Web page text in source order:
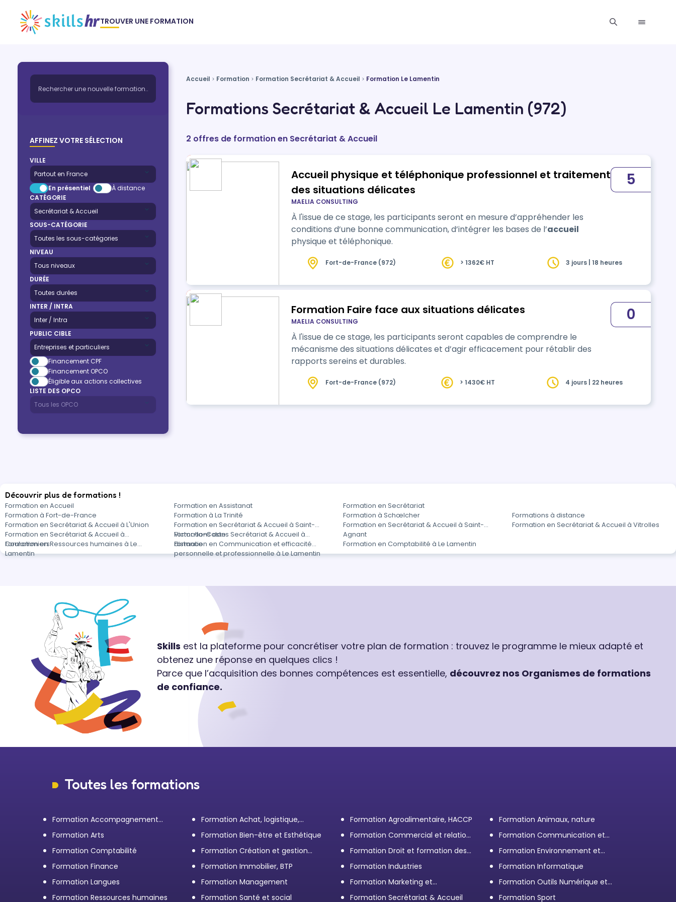
TROUVER UNE FORMATION
AFFINEZ VOTRE SÉLECTION
VILLE
En présentiel
À distance
CATÉGORIE
SOUS-CATÉGORIE
NIVEAU
DURÉE
INTER / INTRA
PUBLIC CIBLE
Financement CPF
Financement OPCO
Éligible aux actions collectives
LISTE DES OPCO
Accueil Formation Formation Secrétariat & Accueil Formation Le Lamentin
Formations Secrétariat & Accueil Le Lamentin (972)
2 offres de formation en Secrétariat & Accueil
Accueil physique et téléphonique professionnel et traitement
des situations délicates
MAELIA CONSULTING
À l'issue de ce stage, les participants seront en mesure d’appréhender les
conditions d’une bonne communication, d’intégrer les bases de l’accueil
physique et téléphonique.
5
Fort-de-France (972) > 1362€ HT 3 jours | 18 heures
Formation Faire face aux situations délicates
MAELIA CONSULTING
À l'issue de ce stage, les participants seront capables de comprendre le
mécanisme des situations délicates et d’agir efficacement pour rétablir des
rapports sereins et durables.
0
Fort-de-France (972) > 1430€ HT 4 jours | 22 heures
Découvrir plus de formations !
Formation en Accueil Formation en Assistanat
Formation en Secrétariat
Formation à Fort-de-France
Formation à La Trinité Formation à Schœlcher
Formations à distance
Formation en Secrétariat & Accueil à L'Union
Formation en Secrétariat & Accueil à Saint-
Victor-la-Coste
Formation en Secrétariat & Accueil à Saint-
Agnant
Formation en Secrétariat & Accueil à Vitrolles
Formation en Secrétariat & Accueil à
Coulommiers
Formations dans Secrétariat & Accueil à
distance
Formation en Ressources humaines à Le
Lamentin
Formation en Communication et efficacité
personnelle et professionnelle à Le Lamentin
Formation en Comptabilité à Le Lamentin
Skills est la plateforme pour concrétiser votre plan de formation : trouvez le programme le mieux adapté et
obtenez une réponse en quelques clics !
Parce que l’acquisition des bonnes compétences est essentielle, découvrez nos Organismes de formations
de confiance.
Toutes les formations
Formation Accompagnement
personnel et Bilan de
compétences
Formation Achat, logistique,
transport
Formation Agroalimentaire, HACCP
Formation Animaux, nature
Formation Arts
Formation Bien-être et Esthétique
Formation Commercial et relation
client
Formation Communication et
efficacité personnelle et
professionnelle
Formation Comptabilité
Formation Création et gestion
d'entreprise
Formation Droit et formation des
Élus
Formation Environnement et
démarche RSE
Formation Finance Formation Immobilier, BTP Formation Industries
Formation Informatique
Formation Langues
Formation Management
Formation Marketing et
Communication d'entreprise
Formation Outils Numérique et
Bureautique
Formation Ressources humaines Formation Santé et social Formation Secrétariat & Accueil Formation Sport